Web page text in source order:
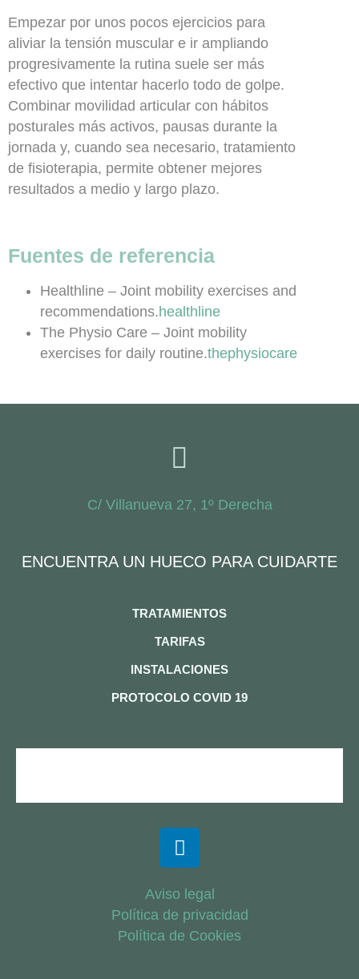
Empezar por unos pocos ejercicios para
aliviar la tensión muscular e ir ampliando
progresivamente la rutina suele ser más
efectivo que intentar hacerlo todo de golpe.
Combinar movilidad articular con hábitos
posturales más activos, pausas durante la
jornada y, cuando sea necesario, tratamiento
de fisioterapia, permite obtener mejores
resultados a medio y largo plazo.
Fuentes de referencia
Healthline – Joint mobility exercises and
recommendations.healthline
The Physio Care – Joint mobility
exercises for daily routine.thephysiocare
C/ Villanueva 27, 1º Derecha
ENCUENTRA UN HUECO PARA CUIDARTE
TRATAMIENTOS
TARIFAS
INSTALACIONES
PROTOCOLO COVID 19
Aviso legal
Política de privacidad
Política de Cookies